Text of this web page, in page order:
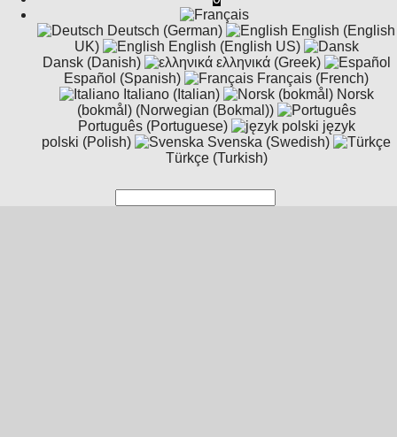
SFX Gestelle
Abschussgestelle für Gas und Lycopodium für Special Effects
Deutsch (German)
English (English
UK)
English (English US)
Dansk (Danish)
ελληνικά (Greek)
Español (Spanish)
Français (French)
Italiano (Italian)
Norsk
(bokmål) (Norwegian (Bokmal))
Português (Portuguese)
język
polski (Polish)
Svenska (Swedish)
Türkçe (Turkish)